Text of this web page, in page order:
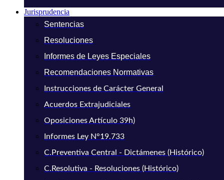
Jurisprudencia
Sentencias
Resoluciones
Informes de Leyes Especiales
Recomendaciones Normativas
Instrucciones de Carácter General
Acuerdos Extrajudiciales
Oposiciones Artículo 39h)
Informes Ley N°19.733
C.Preventiva Central - Dictámenes (Histórico)
C.Resolutiva - Resoluciones (Histórico)